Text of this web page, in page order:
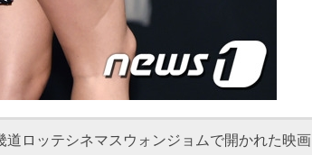
道ロッテシネマスウォンジョムで開かれた映画